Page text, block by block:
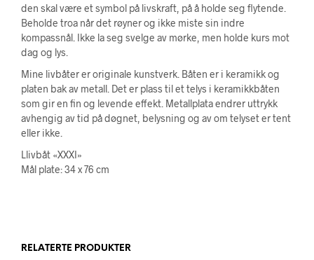
den skal være et symbol på livskraft, på å holde seg flytende.
Beholde troa når det røyner og ikke miste sin indre
kompassnål. Ikke la seg svelge av mørke, men holde kurs mot
dag og lys.
Mine livbåter er originale kunstverk. Båten er i keramikk og
platen bak av metall. Det er plass til et telys i keramikkbåten
som gir en fin og levende effekt. Metallplata endrer uttrykk
avhengig av tid på døgnet, belysning og av om telyset er tent
eller ikke.
Llivbåt «XXXI»
Mål plate: 34 x 76 cm
RELATERTE PRODUKTER